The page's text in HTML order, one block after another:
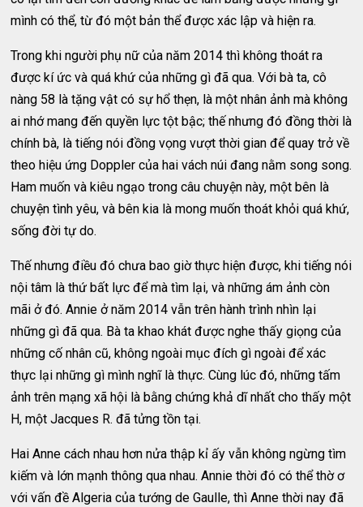
mình có thể, từ đó một bản thể được xác lập và hiện ra.
Trong khi người phụ nữ của năm 2014 thì không thoát ra
được kí ức và quá khứ của những gì đã qua. Với bà ta, cô
nàng 58 là tặng vật có sự hổ thẹn, là một nhân ảnh mà không
ai nhớ mang đến quyền lực tột bậc; thế nhưng đó đồng thời là
chính bà, là tiếng nói đồng vọng vượt thời gian để quay trở về
theo hiệu ứng Doppler của hai vách núi đang nằm song song.
Ham muốn và kiêu ngạo trong câu chuyện này, một bên là
chuyện tình yêu, và bên kia là mong muốn thoát khỏi quá khứ,
sống đời tự do.
Thế nhưng điều đó chưa bao giờ thực hiện được, khi tiếng nói
nội tâm là thứ bất lực để mà tìm lại, và những ám ảnh còn
mãi ở đó. Annie ở năm 2014 vẫn trên hành trình nhìn lại
những gì đã qua. Bà ta khao khát được nghe thấy giọng của
những cố nhân cũ, không ngoài mục đích gì ngoài để xác
thực lại những gì mình nghĩ là thực. Cùng lúc đó, những tấm
ảnh trên mạng xã hội là bằng chứng khả dĩ nhất cho thấy một
H, một Jacques R. đã tửng tồn tại.
Hai Anne cách nhau hơn nửa thập kỉ ấy vẫn không ngừng tìm
kiếm và lớn mạnh thông qua nhau. Annie thời đó có thể thờ ơ
với vấn đề Algeria của tướng de Gaulle, thì Anne thời nay đã